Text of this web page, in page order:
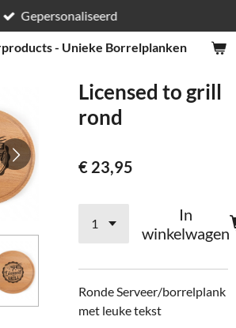
- Unieke Borrelplanken
Gepersonaliseerd
Licensed to grill
rond
€ 23,95
In
winkelwagen
Ronde Serveer/borrelplank
met leuke tekst